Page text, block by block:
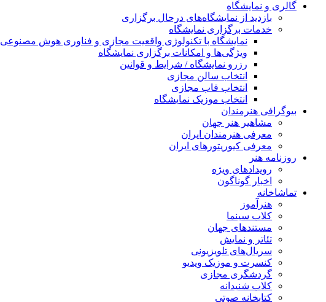
گالری و نمایشگاه
بازدید از نمایشگاه‌های درحال برگزاری
خدمات برگزاری نمایشگاه
نمایشگاه با تکنولوژی واقعیت مجازی و فناوری هوش مصنوعی
ویژگی‌ها و امکانات برگزاری نمایشگاه
رزرو نمایشگاه / شرایط و قوانین
انتخاب سالن مجازی
انتخاب قاب مجازی
انتخاب موزیک نمایشگاه
بیوگرافی هنرمندان
مشاهیر هنر جهان
معرفی هنرمندان ایران
معرفی کیوریتورهای ایران
روزنامه هنر
رویدادهای ویژه
اخبار گوناگون
تماشاخانه
هنرآموز
کلاب سینما
مستندهای جهان
تئاتر و نمایش
سریال‌های تلویزیونی
کنسرت و موزیک ویدیو
گردشگری مجازی
کلاب شنیدانه
کتابخانه صوتی